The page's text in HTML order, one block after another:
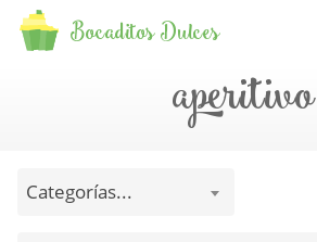
Bocaditos Dulces
aperitivo
Categorías...